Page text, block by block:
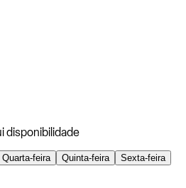
disponibilidade
Quarta-feira Quinta-feira
Sexta-feira